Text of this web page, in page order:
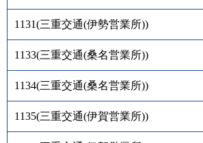
1131(三重交通(伊勢営業所))
1133(三重交通(桑名営業所))
1134(三重交通(桑名営業所))
1135(三重交通(伊賀営業所))